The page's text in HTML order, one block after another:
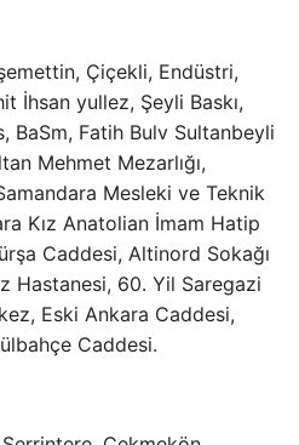
Çiçekli, Endüstri,
İhsan yullez, Şeyli Baskı,
BaSm, Fatih Bulv Sultanbeyli
Mehmet Mezarlığı,
Mesleki ve Teknik
Kız Anatolian İmam Hatip
Caddesi, Altinord Sokağı
Hastanesi, 60. Yil Saregazi
Eski Ankara Caddesi,
Caddesi.